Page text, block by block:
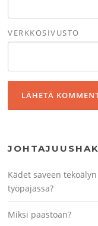
VERKKOSIVUSTO
Kädet saveen
työpajassa?
Miksi paastoan?